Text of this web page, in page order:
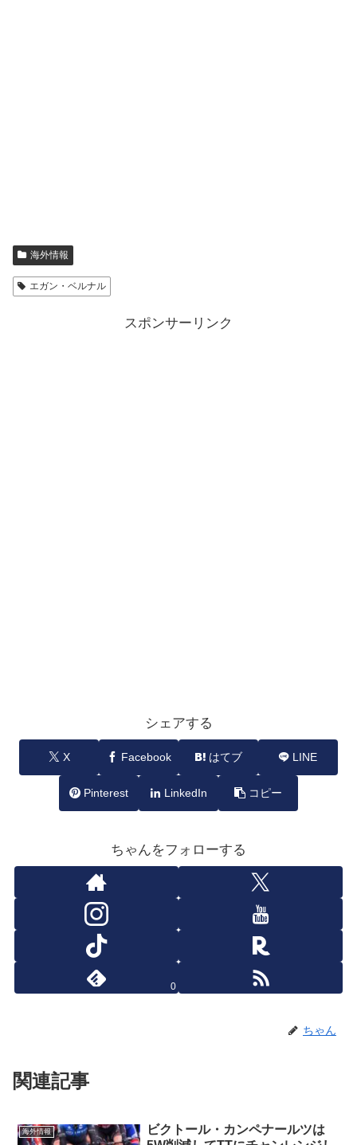
海外情報
エガン・ベルナル
スポンサーリンク
シェアする
X Facebook はてブ LINE
Pinterest LinkedIn コピー
ちゃんをフォローする
0
ちゃん
関連記事
海外情報
ビクトール・カンペナールツは